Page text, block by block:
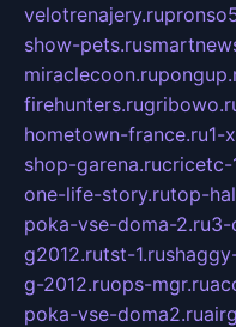
velotrenajery.ru
show-pets.ru
miraclecoon.ru
firehunters.ru
hometown-france.ru1-
shop-garena.rucricetc-
one-life-story.rutop-
poka-vse-doma-2.ru3-
g2012.rutst-1.ru
g-2012.ruops-mgr.ru
poka-vse-doma2.ru